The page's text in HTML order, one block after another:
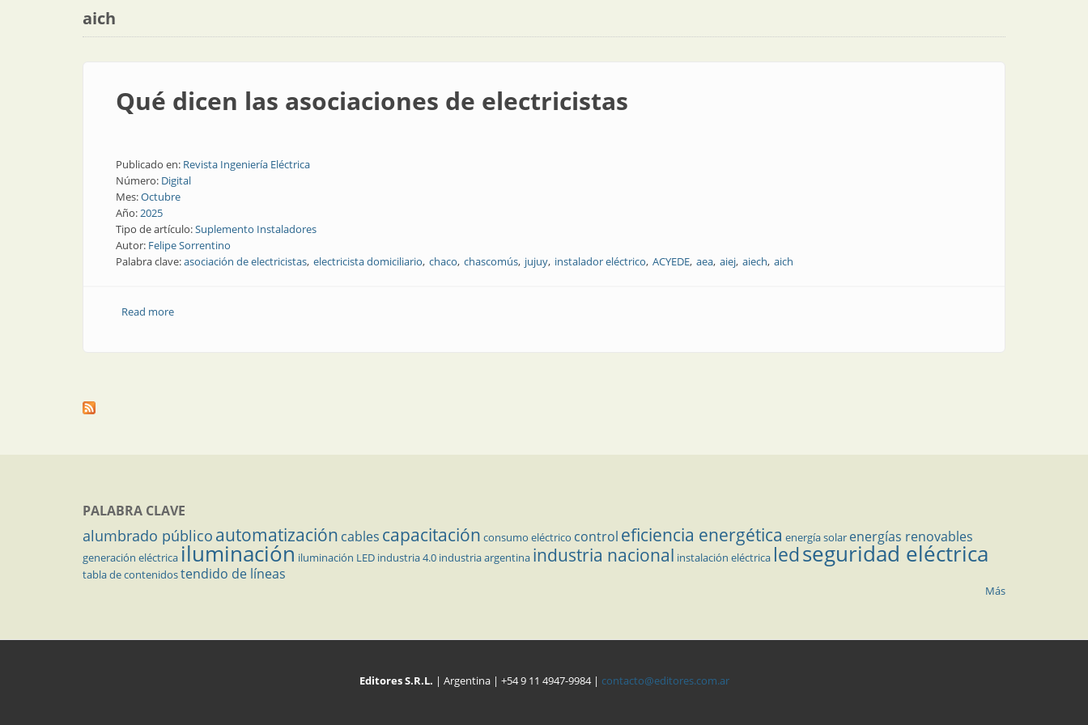
aich
Qué dicen las asociaciones de electricistas
Publicado en: Revista Ingeniería Eléctrica
Número: Digital
Mes:Octubre
Año:2025
Tipo de artículo:Suplemento Instaladores
Autor: Felipe Sorrentino
Palabra clave:asociación de electricistas electricista domiciliario chaco chascomús jujuy instalador eléctrico ACYEDE aea aiej aiech aich
Read moreabout Qué dicen las asociaciones de electricistas
PALABRA CLAVE
alumbrado público automatización cables capacitación consumo eléctrico control eficiencia energética energía solar energías renovables
generación eléctrica iluminación iluminación LED industria 4.0 industria argentina industria nacional instalación eléctrica ledseguridad eléctrica
tabla de contenidostendido de líneas
Más
Editores S.R.L. | Argentina | +54 9 11 4947-9984 | contacto@editores.com.ar